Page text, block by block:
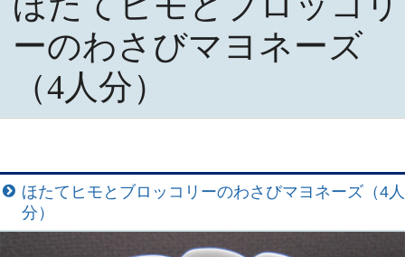
ーのわさびマヨネーズ
（4人分）
ほたてヒモとブロッコリーのわさびマヨネーズ（4人
分）